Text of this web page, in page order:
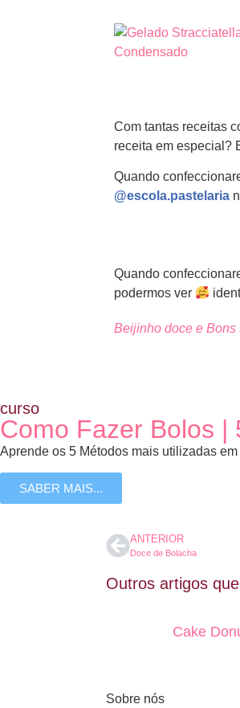
Com tantas receitas
receita em especial?
Quando
@escola.pastelaria
Quando
podermos ver
Beijinho doce e Bons
curso
Como Fazer Bolos |
Aprende os 5 Métodos mais utilizadas
SABER MAIS...
ANTERIOR
Doce de Bolacha
Outros artigos
Cake
Sobre nós